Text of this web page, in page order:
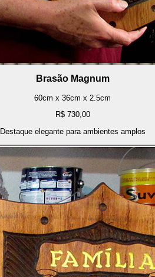
Brasão Magnum
60cm x 36cm x 2.5cm
R$ 730,00
Destaque elegante para ambientes amplos